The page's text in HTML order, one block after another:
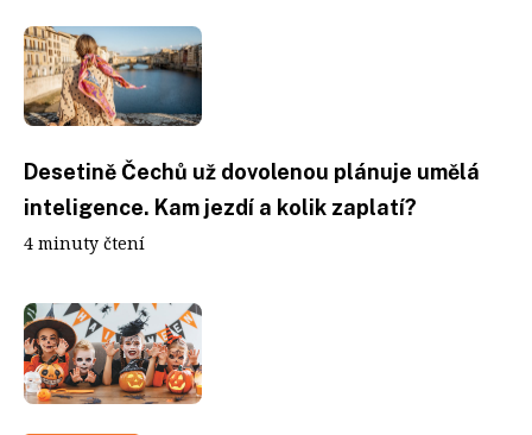
Desetině Čechů už dovolenou plánuje umělá
inteligence. Kam jezdí a kolik zaplatí?
4 minuty čtení